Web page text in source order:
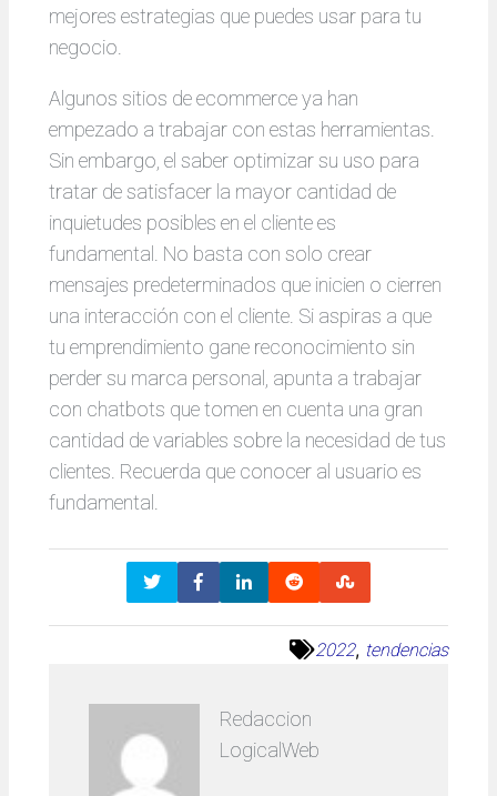
mejores estrategias que puedes usar para tu
negocio.
Algunos sitios de ecommerce ya han
empezado a trabajar con estas herramientas.
Sin embargo, el saber optimizar su uso para
tratar de satisfacer la mayor cantidad de
inquietudes posibles en el cliente es
fundamental. No basta con solo crear
mensajes predeterminados que inicien o cierren
una interacción con el cliente. Si aspiras a que
tu emprendimiento gane reconocimiento sin
perder su marca personal, apunta a trabajar
con chatbots que tomen en cuenta una gran
cantidad de variables sobre la necesidad de tus
clientes. Recuerda que conocer al usuario es
fundamental.
2022, tendencias
Redaccion
LogicalWeb